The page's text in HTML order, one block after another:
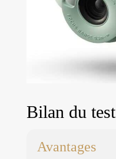
Bilan du test
Avantages